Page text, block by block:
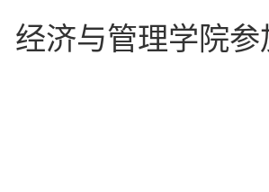
经济与管理学院